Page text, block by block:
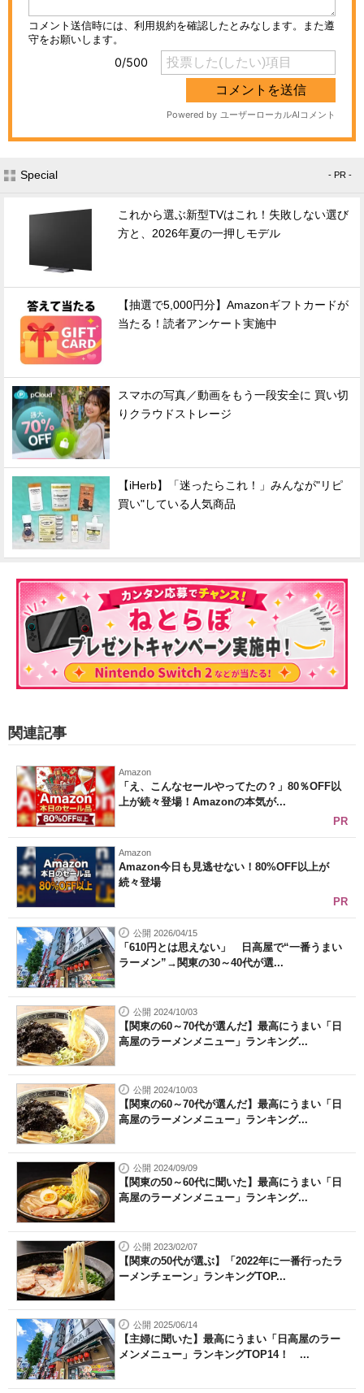
Special - PR -
これから選ぶ新型TVはこれ！失敗しない選び
方と、2026年夏の一押しモデル
【抽選で5,000円分】Amazonギフトカードが
当たる！読者アンケート実施中
スマホの写真／動画をもう一段安全に 買い切
りクラウドストレージ
【iHerb】「迷ったらこれ！」みんなが"リピ
買い"している人気商品
関連記事
Amazon
「え、こんなセールやってたの？」80％OFF以
上が続々登場！Amazonの本気が...
PR
Amazon
Amazon今日も見逃せない！80%OFF以上が
続々登場
PR
公開 2026/04/15
「610円とは思えない」 日高屋で“一番うまい
ラーメン”→関東の30～40代が選...
公開 2024/10/03
【関東の60～70代が選んだ】最高にうまい「日
高屋のラーメンメニュー」ランキング...
公開 2024/10/03
【関東の60～70代が選んだ】最高にうまい「日
高屋のラーメンメニュー」ランキング...
公開 2024/09/09
【関東の50～60代に聞いた】最高にうまい「日
高屋のラーメンメニュー」ランキング...
公開 2023/02/07
【関東の50代が選ぶ】「2022年に一番行ったラ
ーメンチェーン」ランキングTOP...
公開 2025/06/14
【主婦に聞いた】最高にうまい「日高屋のラー
メンメニュー」ランキングTOP14！ ...